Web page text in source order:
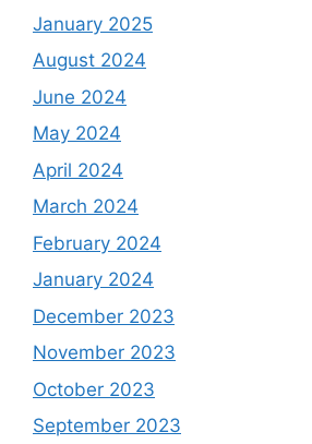
January 2025
August 2024
June 2024
May 2024
April 2024
March 2024
February 2024
January 2024
December 2023
November 2023
October 2023
September 2023